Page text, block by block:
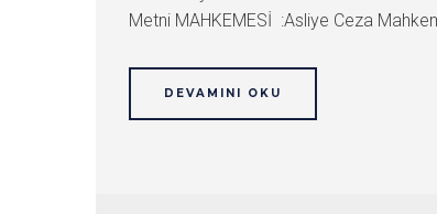
Metni MAHKEMESİ :Asliye Ceza
DEVAMINI OKU